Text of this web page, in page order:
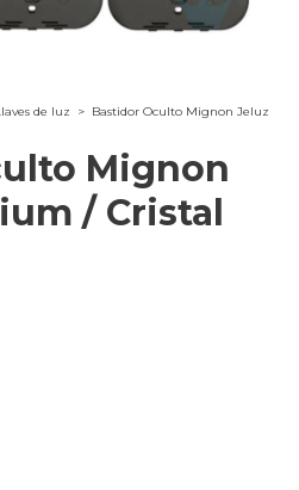
de luz > Bastidor Oculto Mignon Jeluz
Mignon
/ Cristal